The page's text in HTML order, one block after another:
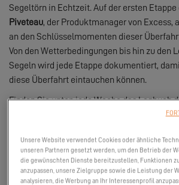
Segeltörn in Echtzeit. Auf der ersten Etappe
Piveteau, der Produktmanager von Excess,
an den Schlüsselmomenten dieser
Von den Wetterbedingungen bis hin zu den
Segeln wird jede Etappe dokumentiert,
diese Überfahrt eintauchen können.
Finden Sie unten jede Woche das Logbuch
Unsere Website verwendet Cookies oder ähnliche
unseren Partnern gesetzt werden, um den Betrieb der
die gewünschten Dienste bereitzustellen, Funktionen
anzupassen, unsere Zielgruppe sowie die Leistung der
analysieren, die Werbung an Ihr Interessenprofil